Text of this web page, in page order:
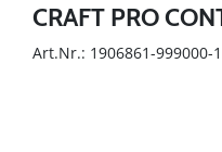
CRAFT PRO
Art.Nr.: 1906861-999000-